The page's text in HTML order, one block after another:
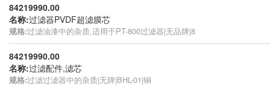
84219990.00
名称:过滤器PVDF超滤膜芯
规格:过滤油漆中的杂质,适用于PT-800过滤器|无品牌|8
84219990.00
名称:过滤配件,滤芯
规格:过滤过滤器中的杂质|无牌|BHL-01|铜